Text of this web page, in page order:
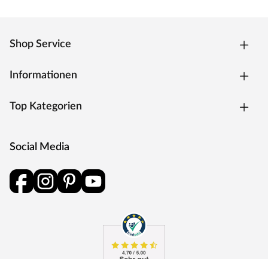
Shop Service
Informationen
Top Kategorien
Social Media